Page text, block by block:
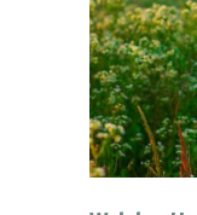
ÜBER
BLOG
KONTAKT